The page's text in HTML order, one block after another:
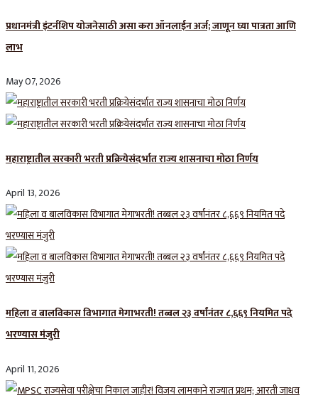
प्रधानमंत्री इंटर्नशिप योजनेसाठी असा करा ऑनलाईन अर्ज; जाणून घ्या पात्रता आणि
लाभ
May 07, 2026
महाराष्ट्रातील सरकारी भरती प्रक्रियेसंदर्भात राज्य शासनाचा मोठा निर्णय
April 13, 2026
महिला व बालविकास विभागात मेगाभरती! तब्बल २३ वर्षांनंतर ८,६६९ नियमित पदे
भरण्यास मंजुरी
April 11, 2026